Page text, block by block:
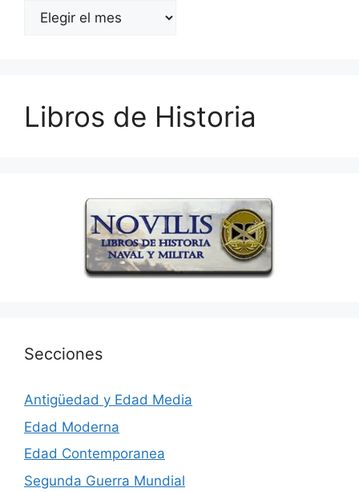
Archivos
Libros de Historia
Secciones
Antigüedad y Edad Media
Edad Moderna
Edad Contemporanea
Segunda Guerra Mundial